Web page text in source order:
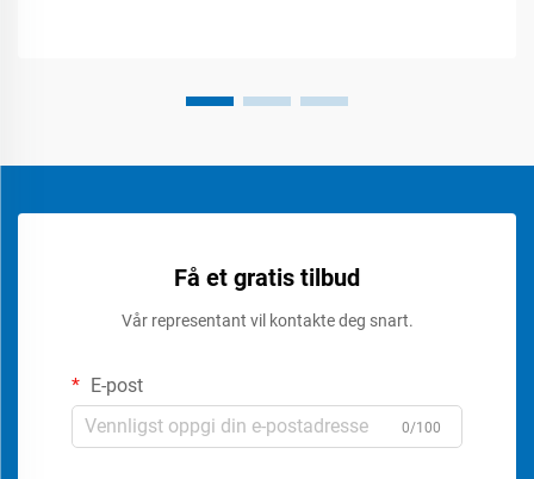
Få et gratis tilbud
Vår representant vil kontakte deg snart.
E-post
0/100